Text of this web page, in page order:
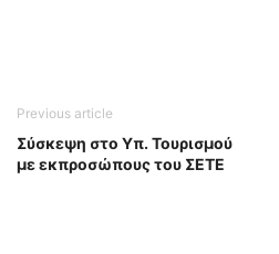
Previous article
Σύσκεψη στο Υπ. Τουρισμού
με εκπροσώπους του ΣΕΤΕ